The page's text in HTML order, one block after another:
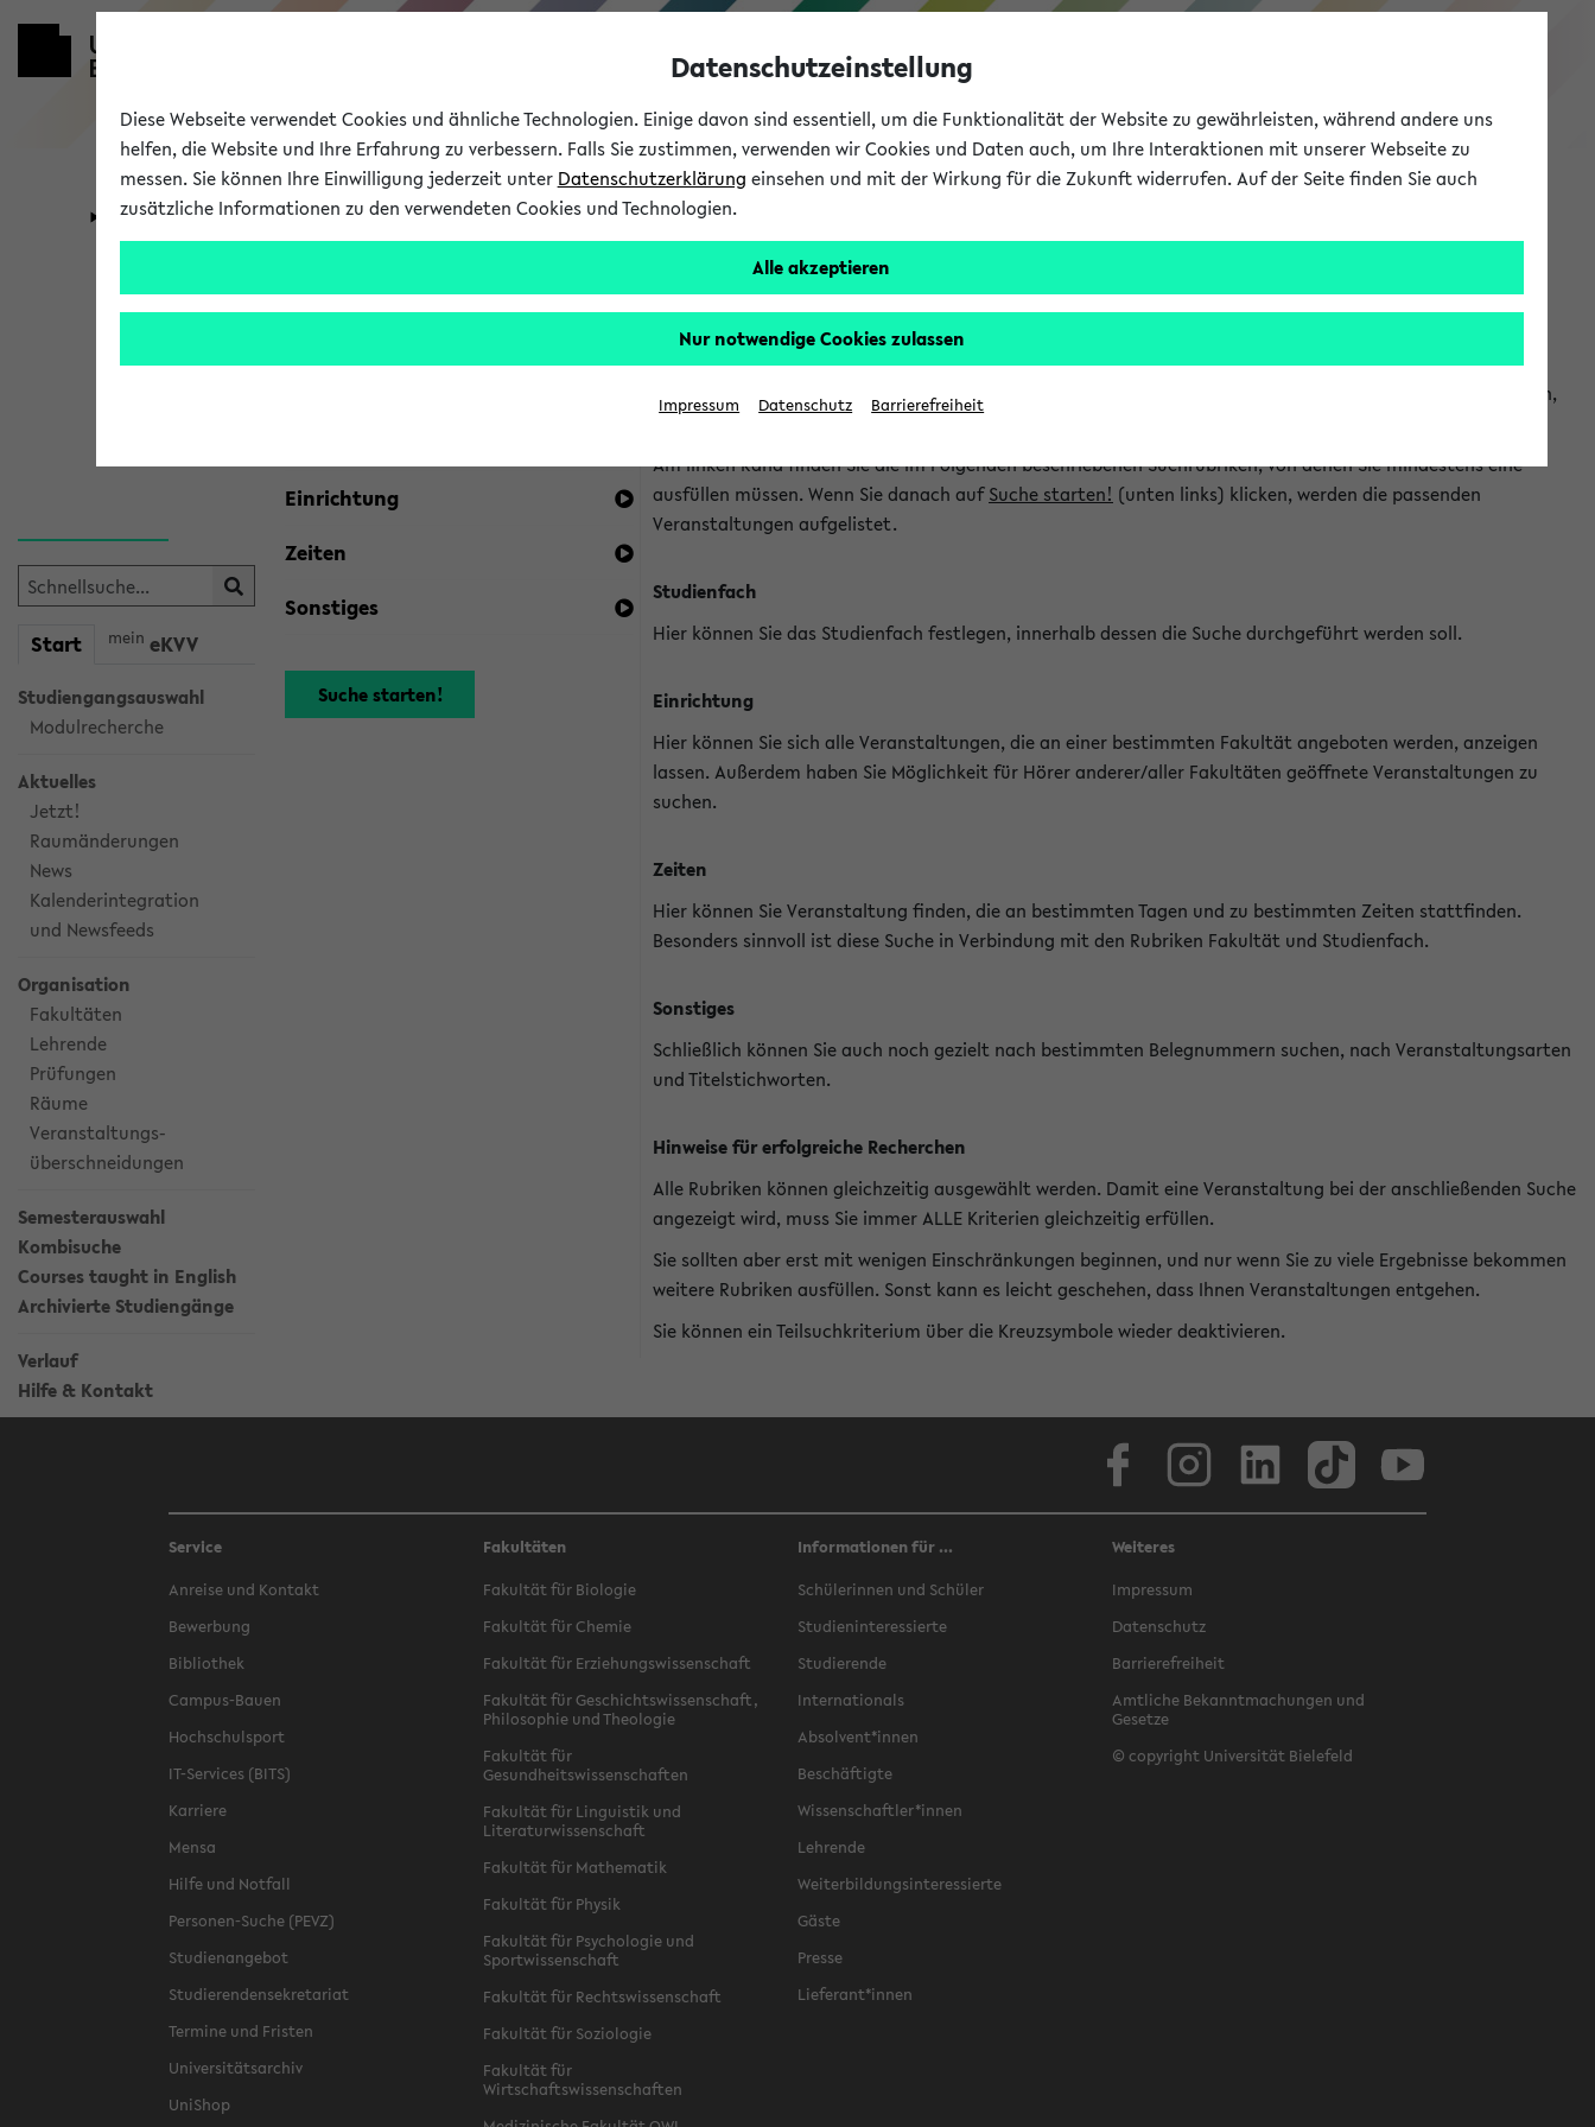
eKVV
Universität Forschung Studium
Start mein eKVV
Studiengangsauswahl
Modulrecherche
Aktuelles
Jetzt!
Raumänderungen
News
Kalenderintegration
und Newsfeeds
Organisation
Fakultäten
Lehrende
Prüfungen
Räume
Veranstaltungs-
überschneidungen
Semesterauswahl
Kombisuche
Courses taught in English
Archivierte Studiengänge
Verlauf
Hilfe & Kontakt
Kombisuche im eKVV
Ihre Suchkriterien:
Einrichtung
Zeiten
Sonstiges
Hinweise zur Kombisuche
Sie können das eKVV nach diversen Kriterien durchsuchen und so gezielt die Veranstaltungen heraussuchen,
die für Sie interessant sind.
Am linken Rand finden Sie die im Folgenden beschriebenen Suchrubriken, von denen Sie mindestens eine
ausfüllen müssen. Wenn Sie danach aufSuche starten! (unten links) klicken, werden die passenden
Veranstaltungen aufgelistet.
Studienfach
Hier können Sie das Studienfach festlegen, innerhalb dessen die Suche durchgeführt werden soll.
Einrichtung
Hier können Sie sich alle Veranstaltungen, die an einer bestimmten Fakultät angeboten werden, anzeigen
lassen. Außerdem haben Sie Möglichkeit für Hörer anderer/aller Fakultäten geöffnete Veranstaltungen zu
suchen.
Zeiten
Hier können Sie Veranstaltung finden, die an bestimmten Tagen und zu bestimmten Zeiten stattfinden.
Besonders sinnvoll ist diese Suche in Verbindung mit den Rubriken Fakultät und Studienfach.
Sonstiges
Schließlich können Sie auch noch gezielt nach bestimmten Belegnummern suchen, nach Veranstaltungsarten
und Titelstichworten.
Hinweise für erfolgreiche Recherchen
Alle Rubriken können gleichzeitig ausgewählt werden. Damit eine Veranstaltung bei der anschließenden Suche
angezeigt wird, muss Sie immer ALLE Kriterien gleichzeitig erfüllen.
Sie sollten aber erst mit wenigen Einschränkungen beginnen, und nur wenn Sie zu viele Ergebnisse bekommen
weitere Rubriken ausfüllen. Sonst kann es leicht geschehen, dass Ihnen Veranstaltungen entgehen.
Sie können ein Teilsuchkriterium über die Kreuzsymbole wieder deaktivieren.
Service
Anreise und Kontakt
Bewerbung
Bibliothek
Campus-Bauen
Hochschulsport
IT-Services (BITS)
Karriere
Mensa
Hilfe und Notfall
Personen-Suche (PEVZ)
Studienangebot
Studierendensekretariat
Termine und Fristen
Universitätsarchiv
UniShop
Fakultäten
Fakultät für Biologie
Fakultät für Chemie
Fakultät für Erziehungswissenschaft
Fakultät für Geschichtswissenschaft,
Philosophie und Theologie
Fakultät für
Gesundheitswissenschaften
Fakultät für Linguistik und
Literaturwissenschaft
Fakultät für Mathematik
Fakultät für Physik
Fakultät für Psychologie und
Sportwissenschaft
Fakultät für Rechtswissenschaft
Fakultät für Soziologie
Fakultät für
Wirtschaftswissenschaften
Informationen für ...
Schülerinnen und Schüler
Studieninteressierte
Studierende
Internationals
Absolvent*innen
Beschäftigte
Wissenschaftler*innen
Lehrende
Weiterbildungsinteressierte
Gäste
Presse
Lieferant*innen
Weiteres
Impressum
Datenschutz
Barrierefreiheit
Amtliche Bekanntmachungen und
Gesetze
© copyright Universität Bielefeld
Datenschutzeinstellung
Diese Webseite verwendet Cookies und ähnliche Technologien. Einige davon sind essentiell, um die Funktionalität der Website zu gewährleisten, während andere uns
helfen, die Website und Ihre Erfahrung zu verbessern. Falls Sie zustimmen, verwenden wir Cookies und Daten auch, um Ihre Interaktionen mit unserer Webseite zu
messen. Sie können Ihre Einwilligung jederzeit unter Datenschutzerklärung einsehen und mit der Wirkung für die Zukunft widerrufen. Auf der Seite finden Sie auch
zusätzliche Informationen zu den verwendeten Cookies und Technologien.
Alle akzeptieren
Nur notwendige Cookies zulassen
Impressum Datenschutz Barrierefreiheit